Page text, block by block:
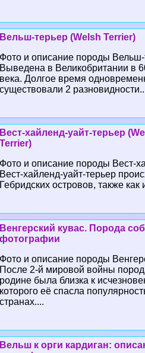
Вельш-терьер (Welsh Terrier)
Фото и описание породы Вельш-
Выведена в Великобритании в
века. Долгое время
существовали 2
Вест-хайленд-уайт-терьер
Terrier)
Фото и описание породы Вест-
Вест-хайленд-уайт-терьер
Гебридских островов, также как
Венгерский кувас. Порода
фотографии
Фото и описание породы
После 2-й мировой войны
родине была близка к
которого её спасла
странах....
Вельш к opги кардиган: